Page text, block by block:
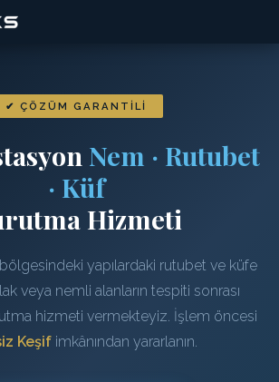
✔ ÇÖZÜM GARANTILI
Nem · Rutubet
· Küf
Hizmeti
yapılardaki rutubet ve küfe
veya nemli alanların tespiti sonrası
hizmeti vermekteyiz. İşlem öncesi
Keşif imkânından yararlanın.